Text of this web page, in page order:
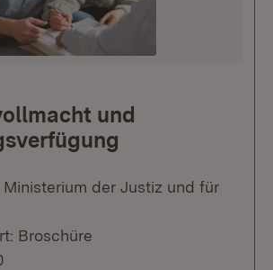
und
der Justiz und für
Broschüre